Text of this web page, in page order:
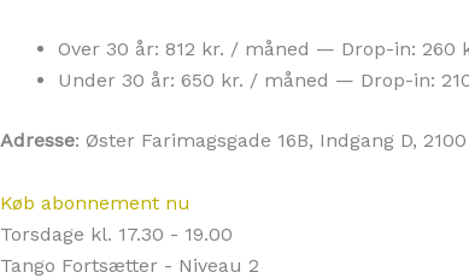
Over 30 år: 812 kr. / måned — Drop-in: 260
Under 30 år: 650 kr. / måned — Drop-in:
Adresse: Øster Farimagsgade 16B, Indgang D,
Køb abonnement nu
Torsdage kl. 17.30 - 19.00
Tango Fortsætter - Niveau 2